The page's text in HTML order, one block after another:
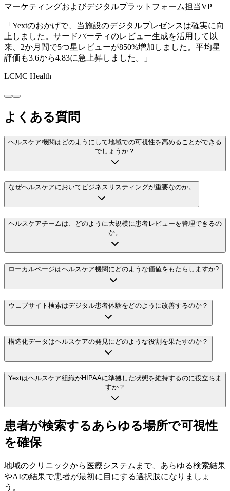
マーケティングおよびデジタルプラットフォーム担当VP
「Yextのおかげで、当施設のデジタルプレゼンスは確実に向
上しました。サードパーティのレビュー生成を活用して以
来、2か月間で5つ星レビューが850%増加しました。平均星
評価も3.6から4.83に急上昇しました。」
LCMC Health
よくある質問
ヘルスケア機関はどのようにして地域での可視性を高めることができる
でしょうか？
なぜヘルスケアにおいてビジネスリスティングが重要なのか。
ヘルスケアチームは、どのように大規模に患者レビューを管理できるの
か。
ローカルページはヘルスケア機関にどのような価値をもたらしますか?
ウェブサイト検索はデジタル患者体験をどのように改善するのか？
構造化データはヘルスケアの発見にどのような役割を果たすのか？
Yextはヘルスケア組織がHIPAAに準拠した状態を維持するのに役立ちま
すか？
患者が検索するあらゆる場所で可視性
を確保
地域のクリニックから医療システムまで、あらゆる検索結果
やAIの結果で患者が最初に目にする選択肢になりましょ
う。